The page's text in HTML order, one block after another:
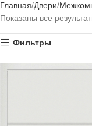
Главная Двери
Показаны все
Фильтры